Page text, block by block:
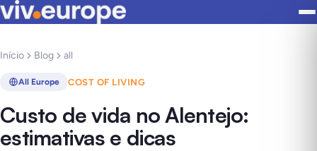
Início Blog all
All Europe COST OF LIVING
Custo de vida no Alentejo:
estimativas e dicas